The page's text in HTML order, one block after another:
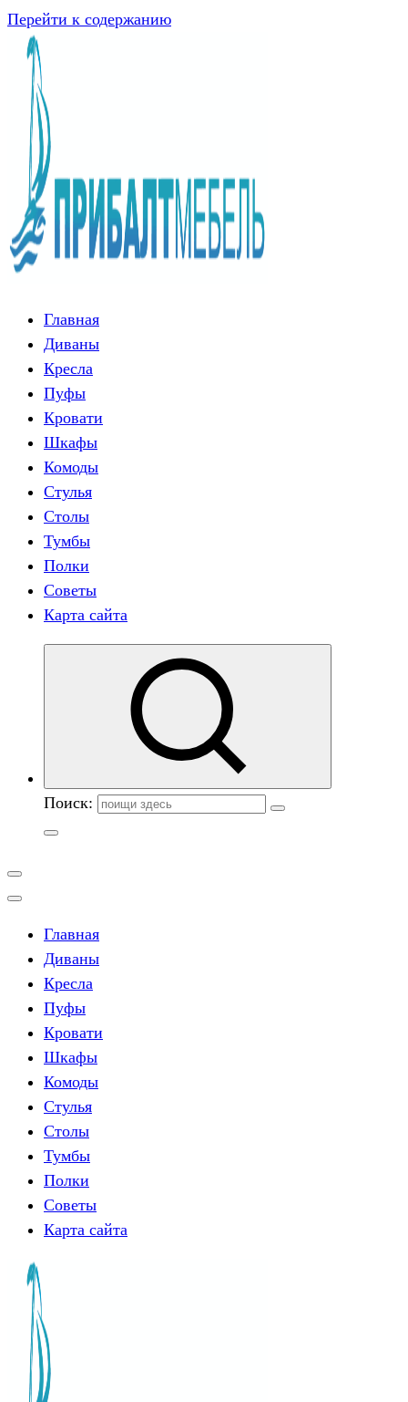
Перейти к содержанию
Главная
Диваны
Кресла
Пуфы
Кровати
Шкафы
Комоды
Стулья
Столы
Тумбы
Полки
Советы
Карта сайта
Поиск:
Главная
Диваны
Кресла
Пуфы
Кровати
Шкафы
Комоды
Стулья
Столы
Тумбы
Полки
Советы
Карта сайта